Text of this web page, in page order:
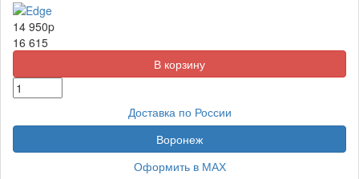
14 950p
16 615
Доставка по России
Воронеж
Оформить в МАХ